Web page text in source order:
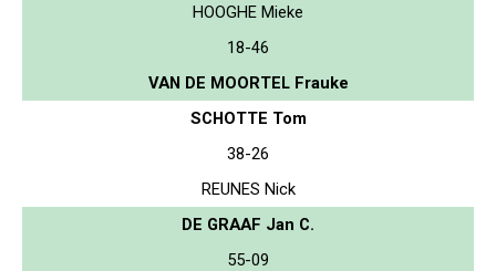
HOOGHE Mieke
18-46
VAN DE MOORTEL Frauke
SCHOTTE Tom
38-26
REUNES Nick
DE GRAAF Jan C.
55-09